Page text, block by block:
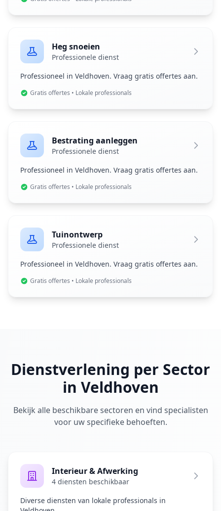
Heg snoeien
Professionele dienst
Professioneel in Veldhoven. Vraag gratis offertes aan.
Gratis offertes • Lokale professionals
Bestrating aanleggen
Professionele dienst
Professioneel in Veldhoven. Vraag gratis offertes aan.
Gratis offertes • Lokale professionals
Tuinontwerp
Professionele dienst
Professioneel in Veldhoven. Vraag gratis offertes aan.
Gratis offertes • Lokale professionals
Dienstverlening per Sector
in Veldhoven
Bekijk alle beschikbare sectoren en vind specialisten
voor uw specifieke behoeften.
Interieur & Afwerking
4 diensten beschikbaar
Diverse diensten van lokale professionals in